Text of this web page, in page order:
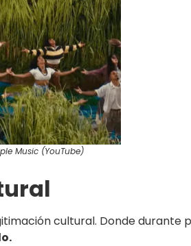
Music (YouTube)
cultural. Donde durante